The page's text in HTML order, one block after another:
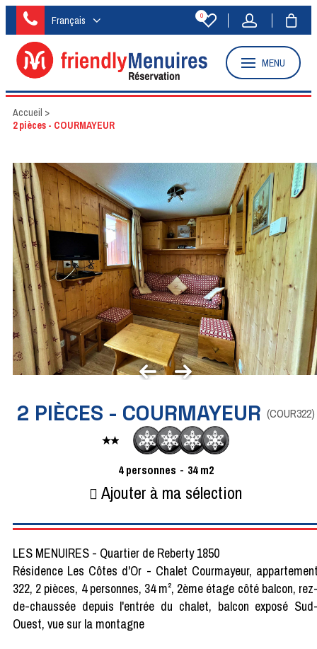
Français 0
MENU
Accueil >
2 pièces - COURMAYEUR
2 PIÈCES - COURMAYEUR (COUR322)
4 personnes 34 m2
Ajouter à ma sélection
LES MENUIRES - Quartier de Reberty 1850
Résidence Les Côtes d'Or - Chalet Courmayeur,
322, 2 pièces, 4 personnes, 34 m², 2ème étage côté balcon,
de-chaussée depuis l'entrée du chalet, balcon exposé
Ouest, vue sur la montagne